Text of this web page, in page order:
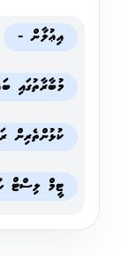
އިޢުލާން -
މުބާރާތުގައި
ކުޅުންތެރިން
ޓީމް ލިސްޓް